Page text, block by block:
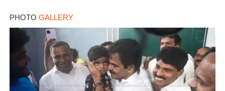
PHOTO GALLERY